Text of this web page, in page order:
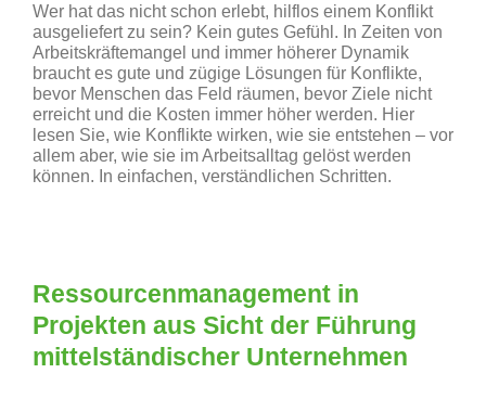
Digitale Transformation
Weiterbildungen
Wer hat das nicht schon erlebt, hilflos einem Konflikt
ausgeliefert zu sein? Kein gutes Gefühl. In Zeiten von
Arbeitskräftemangel und immer höherer Dynamik
braucht es gute und zügige Lösungen für Konflikte,
bevor Menschen das Feld räumen, bevor Ziele nicht
erreicht und die Kosten immer höher werden. Hier
lesen Sie, wie Konflikte wirken, wie sie entstehen – vor
allem aber, wie sie im Arbeitsalltag gelöst werden
können. In einfachen, verständlichen Schritten.
Ressourcenmanagement in
Projekten aus Sicht der Führung
mittelständischer Unternehmen